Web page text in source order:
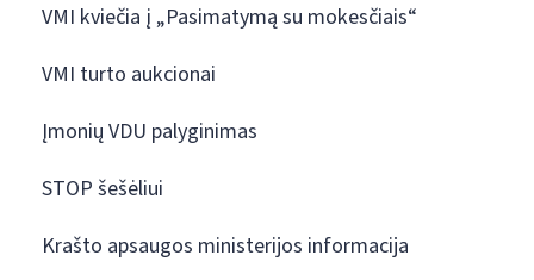
VMI kviečia į „Pasimatymą su mokesčiais“
VMI turto aukcionai
Įmonių VDU palyginimas
STOP šešėliui
Krašto apsaugos ministerijos informacija